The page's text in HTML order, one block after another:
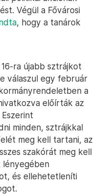
Végül a Fővárosi
, hogy a tanárok
ra újabb sztrájkot
válaszul egy február
a
előírták az
minden, sztrájkkal
meg kell tartani, az
szakórát meg kell
lényegében
és ellehetetleníti